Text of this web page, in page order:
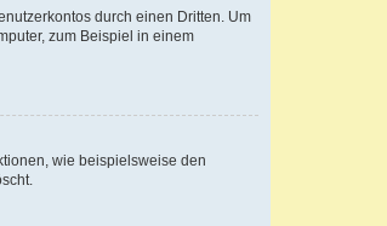
durch einen Dritten. Um
zum Beispiel in einem
wie beispielsweise den